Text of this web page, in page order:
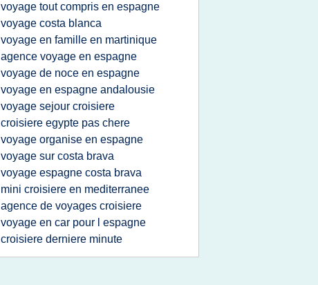
voyage tout compris en espagne
voyage costa blanca
voyage en famille en martinique
agence voyage en espagne
voyage de noce en espagne
voyage en espagne andalousie
voyage sejour croisiere
croisiere egypte pas chere
voyage organise en espagne
voyage sur costa brava
voyage espagne costa brava
mini croisiere en mediterranee
agence de voyages croisiere
voyage en car pour l espagne
croisiere derniere minute